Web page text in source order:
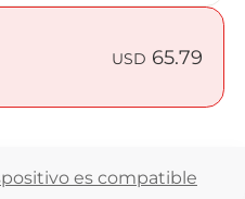
USD 65.79
es compatible